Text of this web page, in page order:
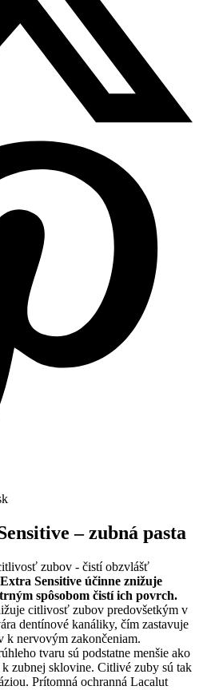
– zubná pasta
zubov - čistí obzvlášť
Sensitive účinne znižuje
spôsobom čistí ich povrch.
citlivosť zubov predovšetkým v
dentínové kanáliky, čím zastavuje
nervovým zakončeniam.
tvaru sú podstatne menšie ako
k zubnej sklovine. Citlivé zuby sú tak
Prítomná ochranná Lacalut